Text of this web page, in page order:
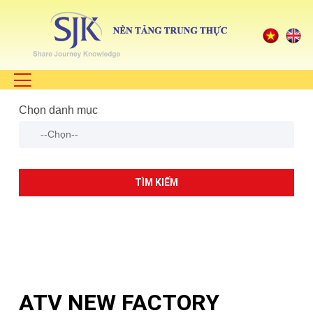
Chọn danh mục
TÌM KIẾM
ATV NEW FACTORY